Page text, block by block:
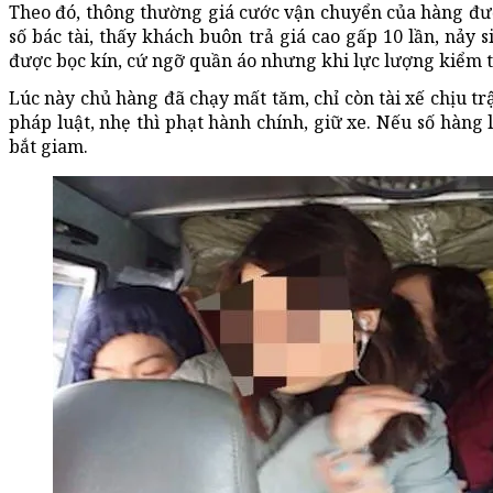
Theo đó, thông thường giá cước vận chuyển của hàng
số bác tài, thấy khách buôn trả giá cao gấp 10 lần, nảy
được bọc kín, cứ ngỡ quần áo nhưng khi lực lượng kiểm
Lúc này chủ hàng đã chạy mất tăm, chỉ còn tài xế chịu
pháp luật, nhẹ thì phạt hành chính, giữ xe. Nếu số
bắt giam.